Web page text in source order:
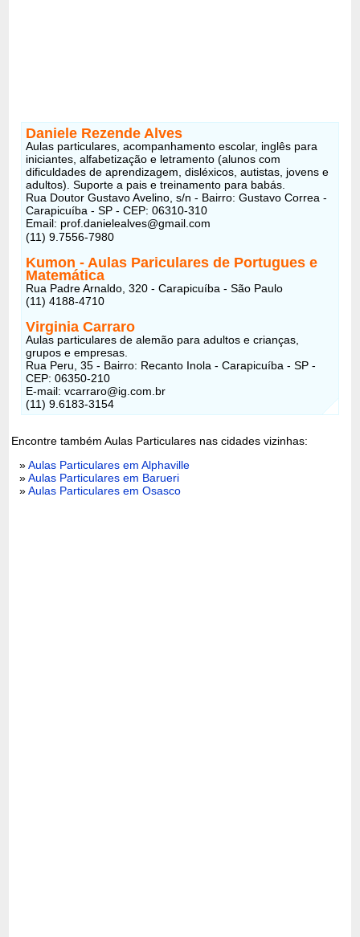
Daniele Rezende Alves
Aulas particulares, acompanhamento escolar, inglês para
iniciantes, alfabetização e letramento (alunos com
dificuldades de aprendizagem, disléxicos, autistas, jovens e
adultos). Suporte a pais e treinamento para babás.
Rua Doutor Gustavo Avelino, s/n - Bairro: Gustavo Correa -
Carapicuíba - SP - CEP: 06310-310
Email: prof.danielealves@gmail.com
(11) 9.7556-7980
Kumon - Aulas Pariculares de Portugues e
Matemática
Rua Padre Arnaldo, 320 - Carapicuíba - São Paulo
(11) 4188-4710
Virginia Carraro
Aulas particulares de alemão para adultos e crianças,
grupos e empresas.
Rua Peru, 35 - Bairro: Recanto Inola - Carapicuíba - SP -
CEP: 06350-210
E-mail: vcarraro@ig.com.br
(11) 9.6183-3154
Encontre também Aulas Particulares nas cidades vizinhas:
»Aulas Particulares em Alphaville
»Aulas Particulares em Barueri
»Aulas Particulares em Osasco